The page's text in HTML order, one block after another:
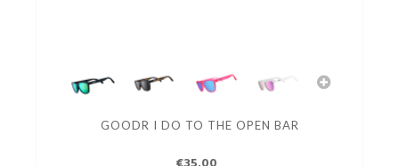
GOODR I DO TO THE OPEN BAR